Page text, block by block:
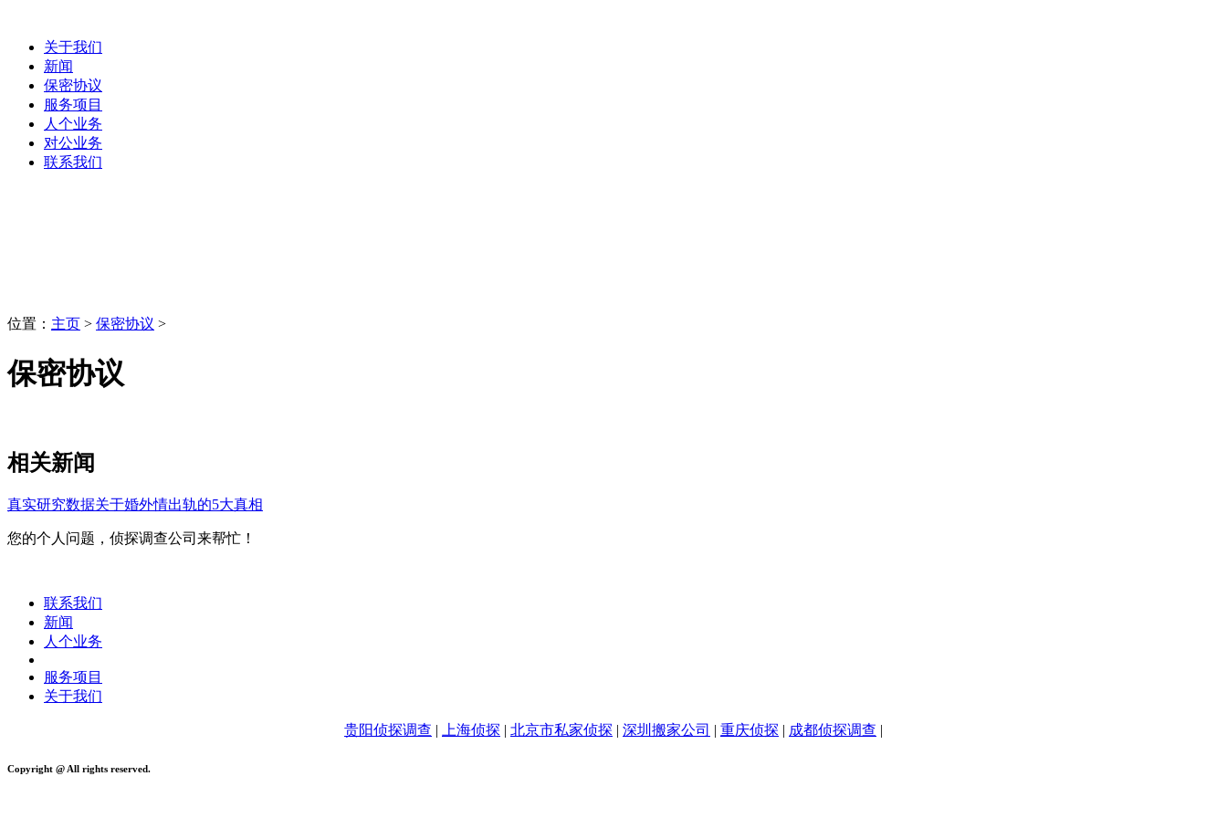
关于我们
新闻
保密协议
服务项目
人个业务
对公业务
联系我们
位置： 主页 > 保密协议 >
保密协议
相关新闻
真实研究数据关于婚外情出轨的5大真相
您的个人问题，侦探调查公司来帮忙！
联系我们
新闻
人个业务
服务项目
关于我们
贵阳侦探调查 | 上海侦探 | 北京市私家侦探 | 深圳搬家公司 | 重庆侦探 | 成都侦探调查 |
Copyright @ All rights reserved.